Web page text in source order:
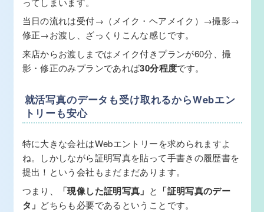
当日の流れは受付→（メイク・ヘアメイク）→撮影→
修正→お渡し、ざっくりこんな感じです。
来店からお渡しまではメイク付きプランが60分、撮
影・修正のみプランであれば30分程度です。
就活写真のデータも受け取れるからWebエン
トリーも安心
特に大きな会社はWebエントリーを求められますよ
ね。しかしながら証明写真を貼って手書きの履歴書を
提出！という会社もまだまだあります。
つまり、
「現像した証明写真」 と 「証明写真のデー
タ」 どちらも必要であるということです。